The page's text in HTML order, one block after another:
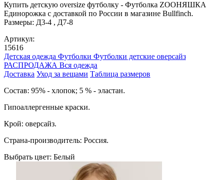
Купить детскую oversize футболку - Футболка ZOOНЯШКА
Единорожка с доставкой по России в магазине Bullfinch.
Размеры: Д3-4 , Д7-8
Артикул:
15616
Детская одежда Футболки Футболки детские оверсайз
РАСПРОДАЖА Вся одежда
Доставка Уход за вещами Таблица размеров
Cостав: 95% - хлопок; 5 % - эластан.
Гипоаллергенные краски.
Крой: оверсайз.
Страна-производитель: Россия.
Выбрать цвет: Белый